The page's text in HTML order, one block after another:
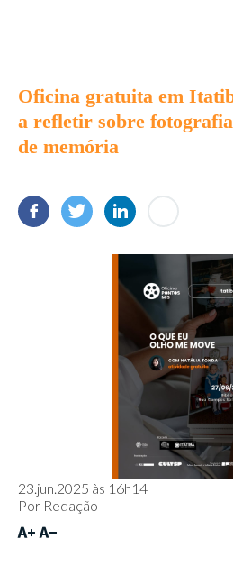
Oficina gratuita em
a refletir sobre
de memória
23.jun.2025 às 16h14
Por Redação